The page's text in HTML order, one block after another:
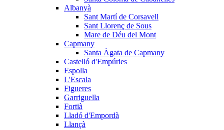
Albanyà
Sant Martí de Corsavell
Sant Llorenç de Sous
Mare de Déu del Mont
Capmany
Santa Àgata de Capmany
Castelló d'Empúries
Espolla
L'Escala
Figueres
Garriguella
Fortià
Lladó d'Empordà
Llançà